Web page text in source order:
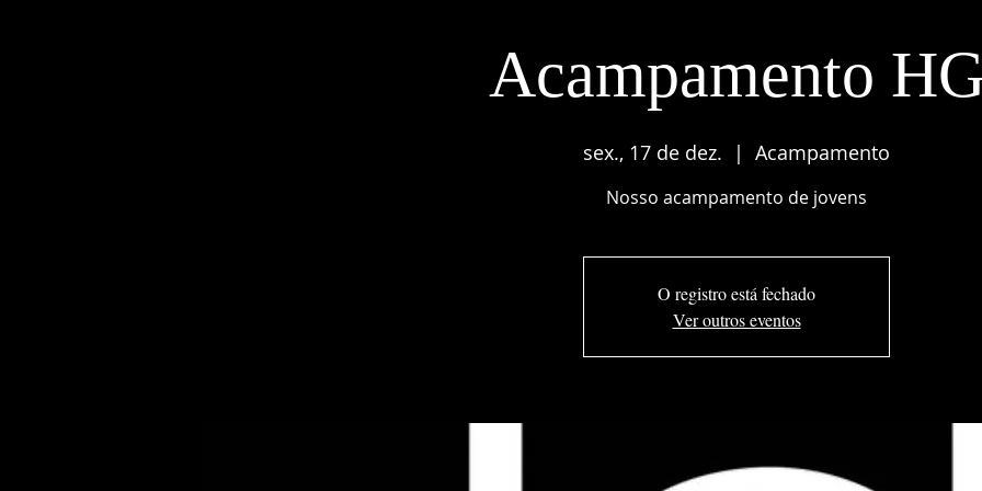
Acampamento
sex., 17 de dez.
  |
Acampamento
Nosso acampamento de jovens
O registro está fechado
Ver outros eventos